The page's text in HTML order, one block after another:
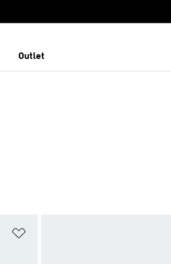
Outlet